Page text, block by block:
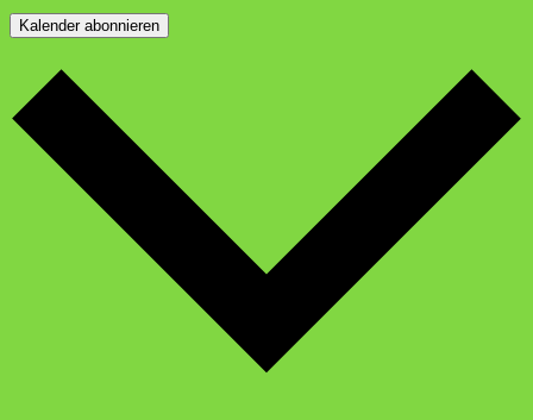
Kalender abonnieren